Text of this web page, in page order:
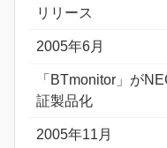
リリース
2005年6月
「BTmonitor」が
証製品化
2005年11月